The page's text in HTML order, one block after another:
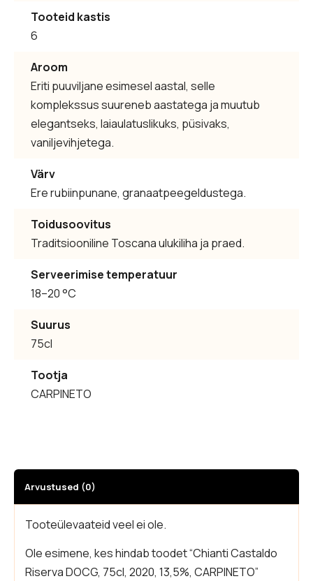
Tooteid kastis
6
Aroom
Eriti puuviljane esimesel aastal, selle
komplekssus suureneb aastatega ja muutub
elegantseks, laiaulatuslikuks, püsivaks,
vaniljevihjetega.
Värv
Ere rubiinpunane, granaatpeegeldustega.
Toidusoovitus
Traditsiooniline Toscana ulukiliha ja praed.
Serveerimise temperatuur
18–20 °C
Suurus
75cl
Tootja
CARPINETO
Arvustused (0)
Tooteülevaateid veel ei ole.
Ole esimene, kes hindab toodet “Chianti Castaldo
Riserva DOCG, 75cl, 2020, 13,5%, CARPINETO”